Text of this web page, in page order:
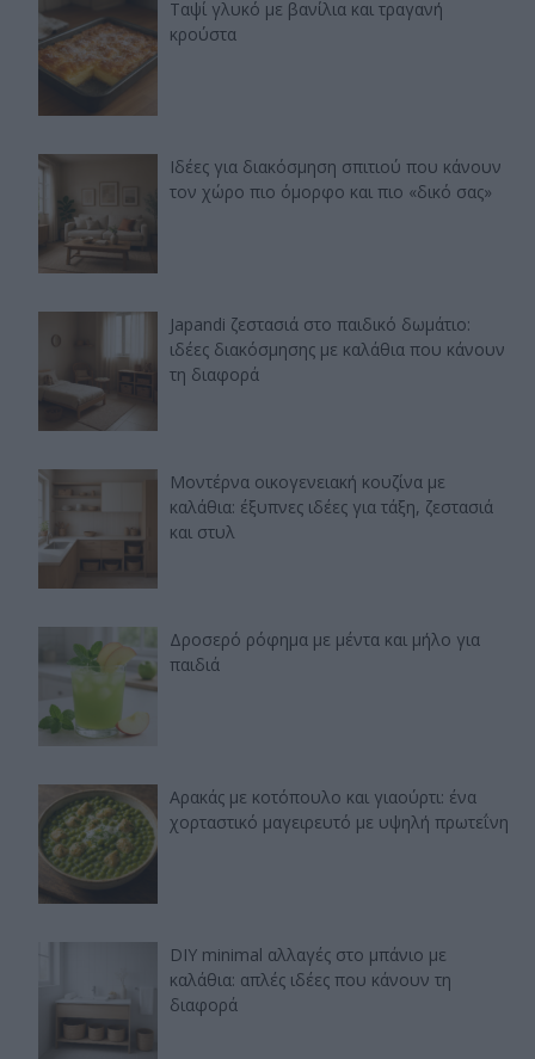
Ταψί γλυκό με βανίλια και τραγανή
κρούστα
Ιδέες για διακόσμηση σπιτιού που κάνουν
τον χώρο πιο όμορφο και πιο «δικό σας»
Japandi ζεστασιά στο παιδικό δωμάτιο:
ιδέες διακόσμησης με καλάθια που κάνουν
τη διαφορά
Μοντέρνα οικογενειακή κουζίνα με
καλάθια: έξυπνες ιδέες για τάξη, ζεστασιά
και στυλ
Δροσερό ρόφημα με μέντα και μήλο για
παιδιά
Αρακάς με κοτόπουλο και γιαούρτι: ένα
χορταστικό μαγειρευτό με υψηλή πρωτεΐνη
DIY minimal αλλαγές στο μπάνιο με
καλάθια: απλές ιδέες που κάνουν τη
διαφορά